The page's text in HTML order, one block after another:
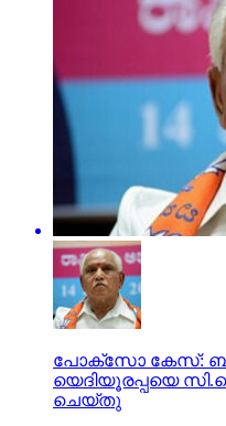
പോക്സോ കേസ്:
യെദിയൂരപ്പയെ
ചെയ്തു